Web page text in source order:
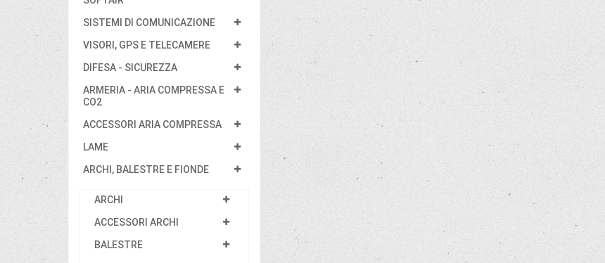
SISTEMI DI COMUNICAZIONE
VISORI, GPS E TELECAMERE
DIFESA - SICUREZZA
ARMERIA - ARIA COMPRESSA E
CO2
ACCESSORI ARIA COMPRESSA
LAME
ARCHI, BALESTRE E FIONDE
ARCHI
ACCESSORI ARCHI
BALESTRE